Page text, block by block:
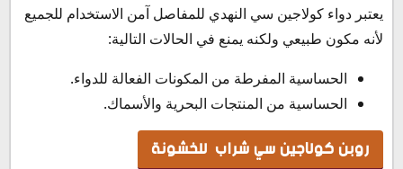
يعتبر دواء كولاجين سي النهدي للمفاصل آمن الاستخدام للجميع
لأنه مكون طبيعي ولكنه يمنع في الحالات التالية:
الحساسية المفرطة من المكونات الفعالة للدواء.
الحساسية من المنتجات البحرية والأسماك.
روبن كولاجين سي شراب للخشونة